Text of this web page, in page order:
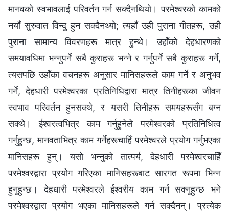
मानवको स्वभावलाई परिवर्तन गर्न सक्दैनथियो। परमेश्‍वरको कामको
नयाँ सुरुवात विन्दु हुन सक्दैनथ्यो; त्यहाँ उही पुराना गीतहरू, उही
पुराना सामान्य विवरणहरू मात्र हुन्थे। उहाँको देहधारणको
समयावधिमा भन्नुपर्ने सबै कुराहरू भन्‍ने र गर्नुपर्ने सबै कुराहरू गर्ने,
त्यसपछि उहाँका वचनहरू अनुसार मानिसहरूले काम गर्ने र अनुभव
गर्ने, देहधारी परमेश्‍वरका प्रतिनिधिद्वारा मात्र तिनीहरूका जीवन
स्वभाव परिवर्तन हुनसक्थे, र यसरी तिनीहरू समयहरूसँग बग्न
सक्थे। ईश्‍वरत्वभित्र काम गर्नुहुनेले परमेश्‍वरको प्रतिनिधित्व
गर्नुहुन्छ, मानवताभित्र काम गर्नेहरूचाहिँ परमेश्‍वरले प्रयोग गर्नुभएका
मानिसहरू हुन्। यसो भन्नुको तात्पर्य, देहधारी परमेश्‍वरचाहिँ
परमेश्‍वरद्वारा प्रयोग गरिएका मानिसहरूबाट सारगत रूपमा भिन्न
हुनुहुन्छ। देहधारी परमेश्‍वरले ईश्‍वरीय काम गर्न सक्नुहुन्छ भने
परमेश्‍वरद्वारा प्रयोग भएका मानिसहरूले गर्न सक्दैनन्। प्रत्येक